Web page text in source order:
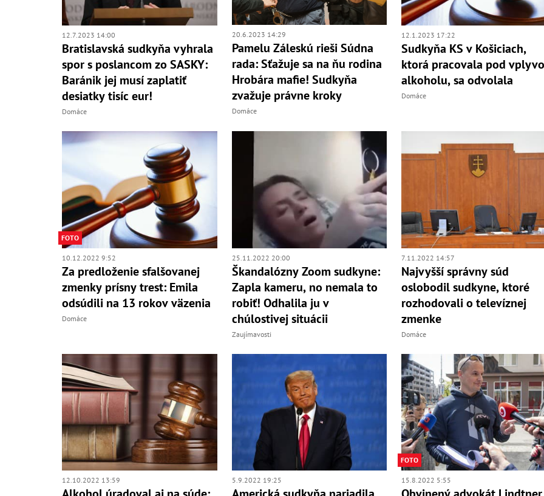
12.7.2023 14:00
Bratislavská sudkyňa vyhrala
spor s poslancom zo SASKY:
Baránik jej musí zaplatiť
desiatky tisíc eur!
Domáce
20.6.2023 14:29
Pamelu Záleskú rieši Súdna
rada: Sťažuje sa na ňu rodina
Hrobára mafie! Sudkyňa
zvažuje právne kroky
Domáce
12.1.2023 17:22
Sudkyňa KS v Košiciach,
ktorá pracovala pod
alkoholu, sa odvolala
Domáce
FOTO
10.12.2022 9:52
Za predloženie sfalšovanej
zmenky prísny trest: Emila
odsúdili na 13 rokov väzenia
Domáce
25.11.2022 20:00
Škandalózny Zoom sudkyne:
Zapla kameru, no nemala to
robiť! Odhalila ju v
chúlostivej situácii
Zaujímavosti
7.11.2022 14:57
Najvyšší správny súd
oslobodil sudkyne, ktoré
rozhodovali o televíznej
zmenke
Domáce
12.10.2022 13:59 5.9.2022 19:25
FOTO
15.8.2022 5:55